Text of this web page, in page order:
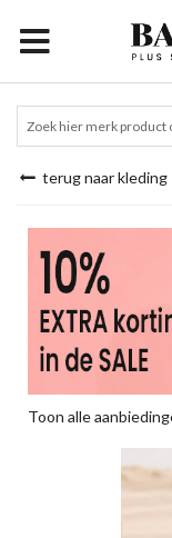
terug naar kleding
Toon alle